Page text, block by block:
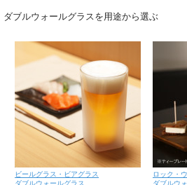
ダブルウォールグラスを用途から選ぶ
ビールグラス・ビアグラス
ダブルウォールグラス
ロック・
ダブルウ